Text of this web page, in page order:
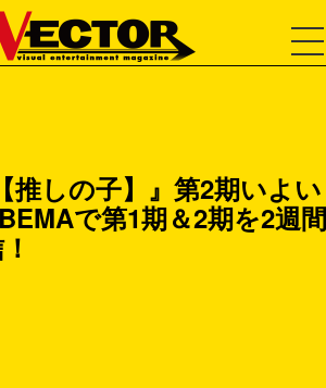
推しの子】』第2期いよい
で第1期＆2期を2週間